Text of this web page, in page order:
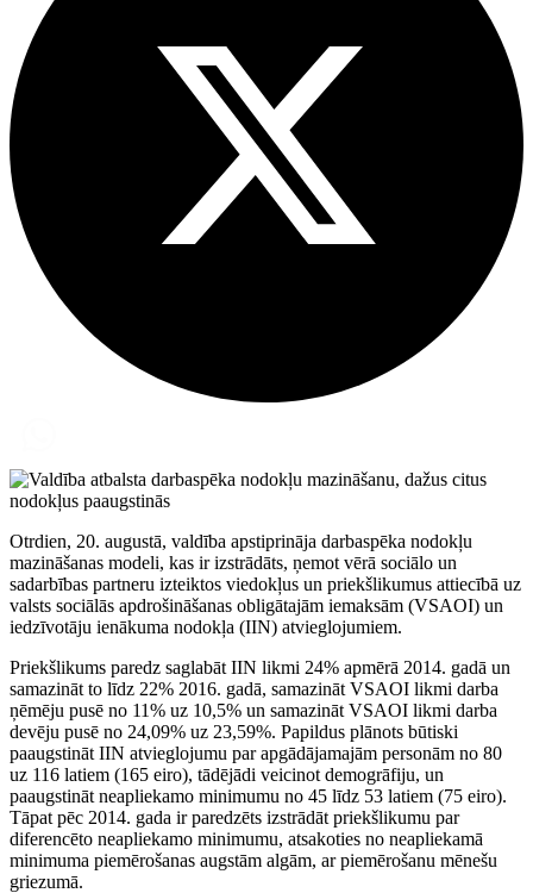
Otrdien, 20. augustā, valdība apstiprināja darbaspēka nodokļu
mazināšanas modeli, kas ir izstrādāts, ņemot vērā sociālo un
sadarbības partneru izteiktos viedokļus un priekšlikumus attiecībā uz
valsts sociālās apdrošināšanas obligātajām iemaksām (VSAOI) un
iedzīvotāju ienākuma nodokļa (IIN) atvieglojumiem.
Priekšlikums paredz saglabāt IIN likmi 24% apmērā 2014. gadā un
samazināt to līdz 22% 2016. gadā, samazināt VSAOI likmi darba
ņēmēju pusē no 11% uz 10,5% un samazināt VSAOI likmi darba
devēju pusē no 24,09% uz 23,59%. Papildus plānots būtiski
paaugstināt IIN atvieglojumu par apgādājamajām personām no 80
uz 116 latiem (165 eiro), tādējādi veicinot demogrāfiju, un
paaugstināt neapliekamo minimumu no 45 līdz 53 latiem (75 eiro).
Tāpat pēc 2014. gada ir paredzēts izstrādāt priekšlikumu par
diferencēto neapliekamo minimumu, atsakoties no neapliekamā
minimuma piemērošanas augstām algām, ar piemērošanu mēnešu
griezumā.